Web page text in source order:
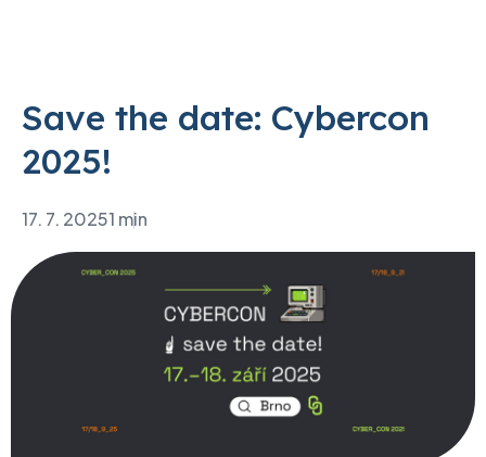
Save the date: Cybercon
2025!
17. 7. 20251 min